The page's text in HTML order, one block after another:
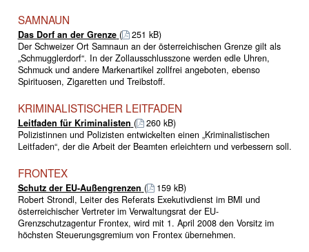
SAMNAUN
Das Dorf an der Grenze (
251 kB)
Der Schweizer Ort Samnaun an der österreichischen Grenze gilt als
„Schmugglerdorf“. In der Zollausschlusszone werden edle Uhren,
Schmuck und andere Markenartikel zollfrei angeboten, ebenso
Spirituosen, Zigaretten und Treibstoff.
KRIMINALISTISCHER LEITFADEN
Leitfaden für Kriminalisten (
260 kB)
Polizistinnen und Polizisten entwickelten einen „Kriminalistischen
Leitfaden“, der die Arbeit der Beamten erleichtern und verbessern soll.
FRONTEX
Schutz der EU-Außengrenzen (
159 kB)
Robert Strondl, Leiter des Referats Exekutivdienst im BMI und
österreichischer Vertreter im Verwaltungsrat der EU-
Grenzschutzagentur Frontex, wird mit 1. April 2008 den Vorsitz im
höchsten Steuerungsgremium von Frontex übernehmen.